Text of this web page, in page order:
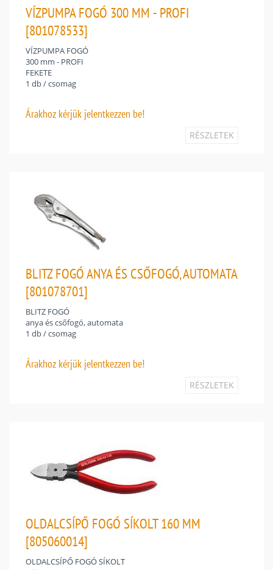
VÍZPUMPA FOGÓ 300 MM - PROFI
[801078533]
VÍZPUMPA FOGÓ
300 mm - PROFI
FEKETE
1 db / csomag
Árakhoz kérjük jelentkezzen be!
RÉSZLETEK
BLITZ FOGÓ ANYA ÉS CSŐFOGÓ, AUTOMATA
[801078701]
BLITZ FOGÓ
anya és csőfogó, automata
1 db / csomag
Árakhoz kérjük jelentkezzen be!
RÉSZLETEK
OLDALCSÍPŐ FOGÓ SÍKOLT 160 MM
[805060014]
OLDALCSÍPŐ FOGÓ SÍKOLT